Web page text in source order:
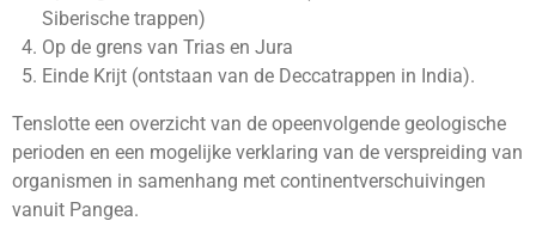
Siberische trappen)
Op de grens van Trias en Jura
Einde Krijt (ontstaan van de Deccatrappen in India).
Tenslotte een overzicht van de opeenvolgende geologische
perioden en een mogelijke verklaring van de verspreiding van
organismen in samenhang met continentverschuivingen
vanuit Pangea.